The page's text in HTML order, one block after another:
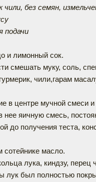
чили, без семян,
подачи
и лимонный сок.
смешать муку, соль,
чили,гарам
в центре мучной смеси и
нее яичную смесь,
до получения теста,
сотейнике масло.
лука, киндзу, перец
лук был полностью